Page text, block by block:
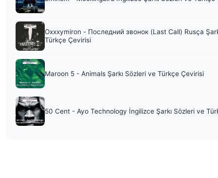
Oxxxymiron - Последний звонок (Last Call) Rusça
Türkçe Çevirisi
Maroon 5 - Animals Şarkı Sözleri ve Türkçe Çevirisi
50 Cent - Ayo Technology İngilizce Şarkı Sözleri ve